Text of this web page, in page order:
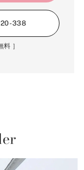
338
料 ］